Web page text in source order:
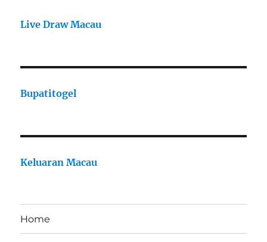
Live Draw Macau
Bupatitogel
Keluaran Macau
Home